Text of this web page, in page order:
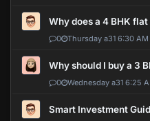
Why does a 4 BHK
0 Thursday a31 6:30 AM
Why should I buy a 3
0 Wednesday a31 6:25
Smart Investment